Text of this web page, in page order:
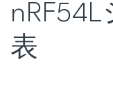
表